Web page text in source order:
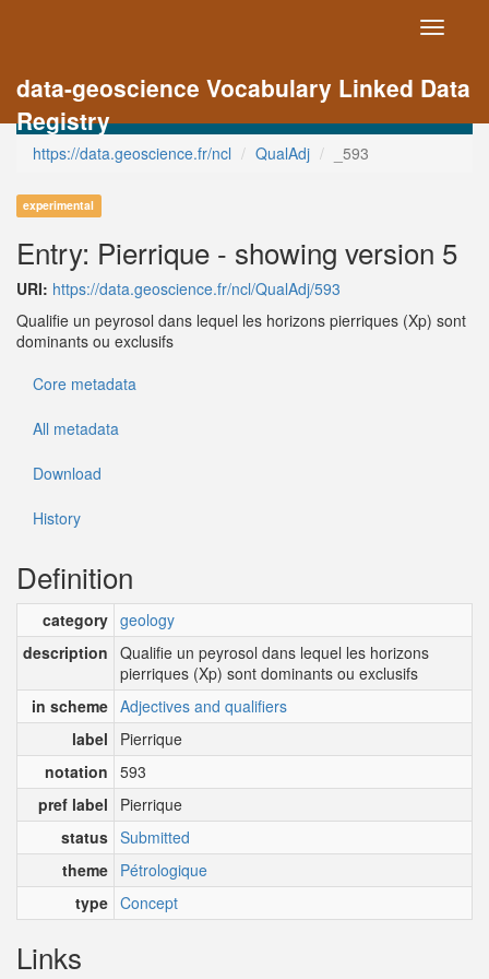
Toggle
data-geoscience Vocabulary Linked Data
Registry
https://data.geoscience.fr/ncl QualAdj _593
experimental
Entry: Pierrique - showing version 5
URI: https://data.geoscience.fr/ncl/QualAdj/593
Qualifie un peyrosol dans lequel les horizons pierriques (Xp) sont
dominants ou exclusifs
Core metadata
All metadata
Download
History
Definition
category geology
description Qualifie un peyrosol dans lequel les horizons
pierriques (Xp) sont dominants ou exclusifs
in scheme Adjectives and qualifiers
label
Pierrique
notation 593
pref label
Pierrique
status Submitted
theme Pétrologique
type Concept
Links